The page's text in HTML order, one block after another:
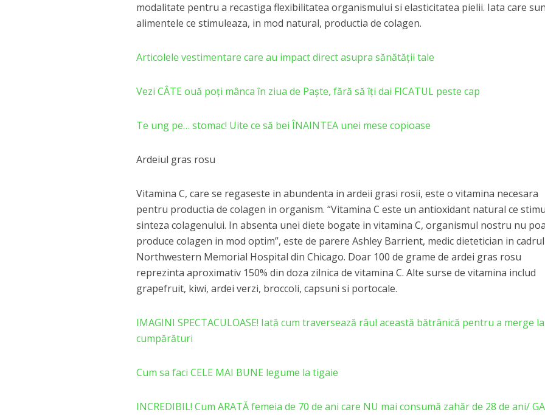
modalitate pentru a recastiga flexibilitatea organismului si elasticitatea pielii. Iata care
alimentele ce stimuleaza, in mod natural, productia de colagen.
Articolele vestimentare care au impact direct asupra sănătății tale
Vezi CÂTE ouă poţi mânca în ziua de Paşte, fără să îţi dai FICATUL peste cap
Te ung pe… stomac! Uite ce să bei ÎNAINTEA unei mese copioase
Ardeiul gras rosu
Vitamina C, care se regaseste in abundenta in ardeii grasi rosii, este o vitamina necesara
pentru productia de colagen in organism. “Vitamina C este un antioxidant natural ce
sinteza colagenului. In absenta unei diete bogate in vitamina C, organismul nostru nu
produce colagen in mod optim”, este de parere Ashley Barrient, medic dietetician in cadrul
Northwestern Memorial Hospital din Chicago. Doar 100 de grame de ardei gras rosu
reprezinta aproximativ 150% din doza zilnica de vitamina C. Alte surse de vitamina includ
grapefruit, kiwi, ardei verzi, broccoli, capsuni si portocale.
IMAGINI SPECTACULOASE! Iată cum traversează râul această bătrânică pentru a merge la
cumpărături
Cum sa faci CELE MAI BUNE legume la tigaie
INCREDIBIL! Cum ARATĂ femeia de 70 de ani care NU mai consumă zahăr de 28 de ani/